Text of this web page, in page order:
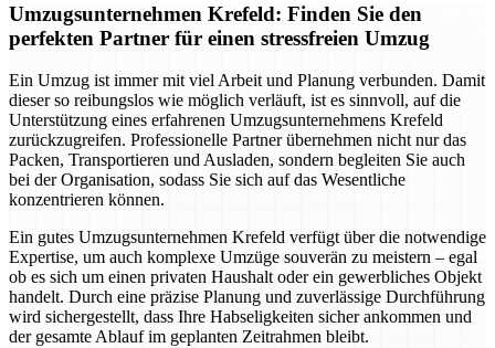
Umzugsunternehmen Krefeld: Finden Sie den
perfekten Partner für einen stressfreien Umzug
Ein Umzug ist immer mit viel Arbeit und Planung verbunden. Damit
dieser so reibungslos wie möglich verläuft, ist es sinnvoll, auf die
Unterstützung eines erfahrenen Umzugsunternehmens Krefeld
zurückzugreifen. Professionelle Partner übernehmen nicht nur das
Packen, Transportieren und Ausladen, sondern begleiten Sie auch
bei der Organisation, sodass Sie sich auf das Wesentliche
konzentrieren können.
Ein gutes Umzugsunternehmen Krefeld verfügt über die notwendige
Expertise, um auch komplexe Umzüge souverän zu meistern – egal
ob es sich um einen privaten Haushalt oder ein gewerbliches Objekt
handelt. Durch eine präzise Planung und zuverlässige Durchführung
wird sichergestellt, dass Ihre Habseligkeiten sicher ankommen und
der gesamte Ablauf im geplanten Zeitrahmen bleibt.